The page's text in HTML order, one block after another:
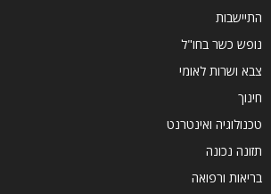
התיישבות
נופש כשר בחו"ל
צבא ושרות לאומי
חינוך
טכנולוגיה ואינטרנט
תזונה נכונה
בריאות ורפואה